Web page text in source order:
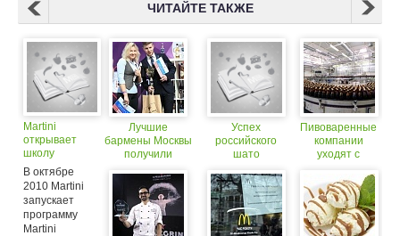
ЧИТАЙТЕ ТАКЖЕ
Martini
открывает
школу
барменов
в Москве!
В октябре
2010 Martini
запускает
программу
Martini
Лучшие
бармены Москвы
получили
Всероссийский
финал WCC
2014
Успех
российского
шато
Пивоваренные
компании
уходят с
рынка? (18+)